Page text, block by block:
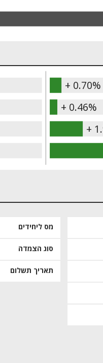
+ 0.70%
+ 0.46%
+
מס ליחידים
סוג הצמדה
תאריך תשלום